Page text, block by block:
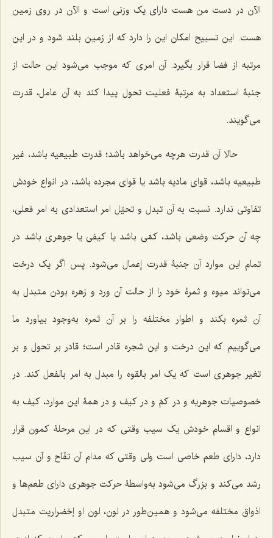
الآن در دست من هست دارای یک وزنی است و الآن در روی زمین
هست. این تسبیح امکان این را دارد که از زمین بلند شود و در این
مرتبه از فضا قرار بگیرد. آن امری که موجب می‌شود این حالت از
جنبۀ استعداد به مرتبۀ فعلیت تحول پیدا کند به آن عامل، قدرت
می‌گویند.
حالا آن قدرت هرچه می‌خواهد باشد؛ قدرت طبیعیه باشد، غیر
طبیعیه باشد، قوای مادیه باشد یا قوای مجرده باشد، در انواع خودش
تفاوتی ندارد. نسبت به آن تبدل و تحیّل امر استعدادی به امر فعلی،
چه آن حرکت وضعی باشد، کمّی باشد یا کیفی یا جوهری باشد در
تمام این موارد آن جنبۀ قدرت إعمال می‌شود. پس اگر یک درخت
می‌تواند میوه و ثمرۀ خود را از حالت آن ورد و زهره بودن متبدل به
آن ثمره بکند و اطوار مختلفه را بر آن ثمره به‌وجود بیاورد ما
می‌گوییم که این درخت و این شجره قادر است؛ قادر بر تحول و بر
تغیر جوهری است که یک امر بالقوه را مبدل به امر بالفعل کند. در
خصوصیات جوهریه و در کمّ و در کیف و در همۀ این موارد، کیف به
انواع و اقسام خودش یک سیب وقتی که در این مرحلۀ کمون قرار
دارد، دارای طعم خاصی است ولی وقتی که مدام آن تفّاح و آن سیب
رشد می‌کند و بزرگ می‌شود به‌واسطۀ حرکت جوهری دارای طعم‌ها و
اذواق مختلفه می‌شود و همین‌طور در لون، لون او إخضراریت متبدل